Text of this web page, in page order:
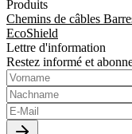
Produits
Chemins de câbles
EcoShield
Lettre d'information
Restez informé et